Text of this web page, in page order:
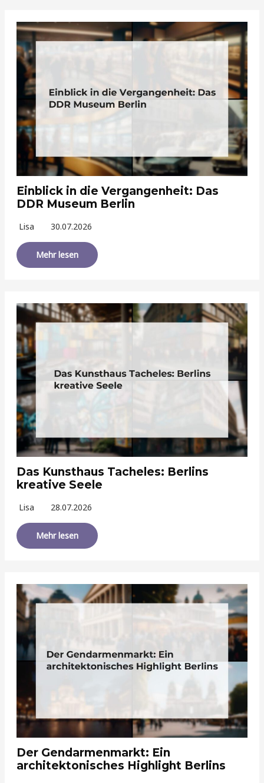
Einblick in die Vergangenheit: Das
DDR Museum Berlin
Lisa 30.07.2026
Mehr lesen
Das Kunsthaus Tacheles: Berlins
kreative Seele
Lisa 28.07.2026
Mehr lesen
Der Gendarmenmarkt: Ein
architektonisches Highlight Berlins